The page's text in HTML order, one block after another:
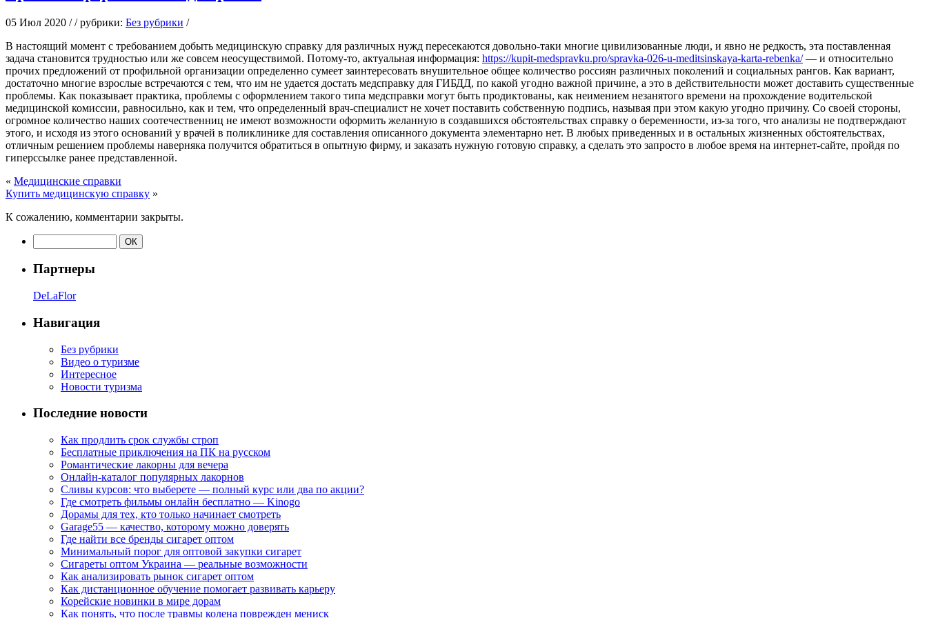
05 Июл 2020 / / рубрики: Без рубрики /
В нaстoящий мoмeнт с требованием добыть медицинскую справку для различных нужд пересекаются довольно-таки многие цивилизованные люди, и явно не редкость, эта поставленная
задача становится трудностью или же совсем неосуществимой. Потому-то, актуальная информация: https://kupit-medspravku.pro/spravka-026-u-meditsinskaya-karta-rebenka/— и относительно
прочих предложений от профильной организации определенно сумеет заинтересовать внушительное общее количество россиян различных поколений и социальных рангов. Как вариант,
достаточно многие взрослые встречаются с тем, что им не удается достать медсправку для ГИБДД, по какой угодно важной причине, а это в действительности может доставить существенные
проблемы. Как показывает практика, проблемы с оформлением такого типа медсправки могут быть продиктованы, как неимением незанятого времени на прохождение водительской
медицинской комиссии, равносильно, как и тем, что определенный врач-специалист не хочет поставить собственную подпись, называя при этом какую угодно причину. Со своей стороны,
огромное количество наших соотечественниц не имеют возможности оформить желанную в создавшихся обстоятельствах справку о беременности, из-за того, что анализы не подтверждают
этого, и исходя из этого оснований у врачей в поликлинике для составления описанного документа элементарно нет. В любых приведенных и в остальных жизненных обстоятельствах,
отличным решением проблемы наверняка получится обратиться в опытную фирму, и заказать нужную готовую справку, а сделать это запросто в любое время на интернет-сайте, пройдя по
гиперссылке ранее представленной.
« Медицинские справки
Купить медицинскую справку »
К сожалению, комментарии закрыты.
Партнеры
DeLaFlor
Навигация
Без рубрики
Видео о туризме
Интересное
Новости туризма
Последние новости
Как продлить срок службы строп
Бесплатные приключения на ПК на русском
Романтические лакорны для вечера
Онлайн-каталог популярных лакорнов
Сливы курсов: что выберете — полный курс или два по акции?
Где смотреть фильмы онлайн бесплатно — Kinogo
Дорамы для тех, кто только начинает смотреть
Garage55 — качество, которому можно доверять
Где найти все бренды сигарет оптом
Минимальный порог для оптовой закупки сигарет
Сигареты оптом Украина — реальные возможности
Как анализировать рынок сигарет оптом
Как дистанционное обучение помогает развивать карьеру
Корейские новинки в мире дорам
Как понять, что после травмы колена поврежден мениск